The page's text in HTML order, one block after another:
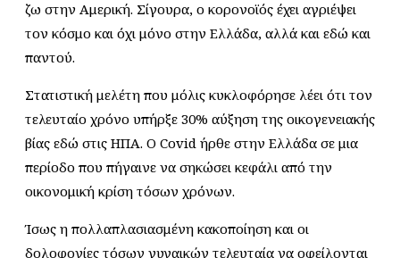
ζω στην Αμερική. Σίγουρα, ο κορονοϊός έχει αγριέψει
τον κόσμο και όχι μόνο στην Ελλάδα, αλλά και εδώ και
παντού.
Στατιστική μελέτη που μόλις κυκλοφόρησε λέει ότι τον
τελευταίο χρόνο υπήρξε 30% αύξηση της οικογενειακής
βίας εδώ στις ΗΠΑ. Ο Covid ήρθε στην Ελλάδα σε μια
περίοδο που πήγαινε να σηκώσει κεφάλι από την
οικονομική κρίση τόσων χρόνων.
Ίσως η πολλαπλασιασμένη κακοποίηση και οι
δολοφονίες τόσων γυναικών τελευταία να οφείλονται